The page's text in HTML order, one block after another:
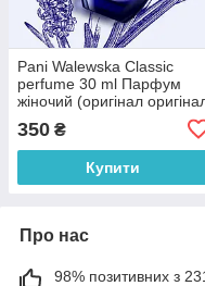
Pani Walewska Classic
perfume 30 ml Парфум
жіночий (оригінал
350 ₴
Купити
Про нас
98% позитивних з